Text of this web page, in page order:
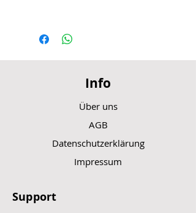
Info
Über uns
AGB
Datenschutzerklärung
Impressum
Support